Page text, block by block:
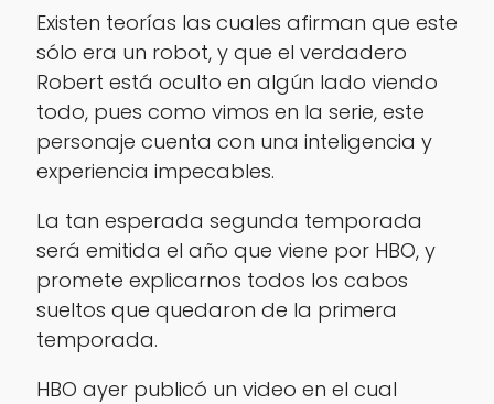
Existen teorías las cuales afirman que este
sólo era un robot, y que el verdadero
Robert está oculto en algún lado viendo
todo, pues como vimos en la serie, este
personaje cuenta con una inteligencia y
experiencia impecables.
La tan esperada segunda temporada
será emitida el año que viene por HBO, y
promete explicarnos todos los cabos
sueltos que quedaron de la primera
temporada.
HBO ayer publicó un video en el cual